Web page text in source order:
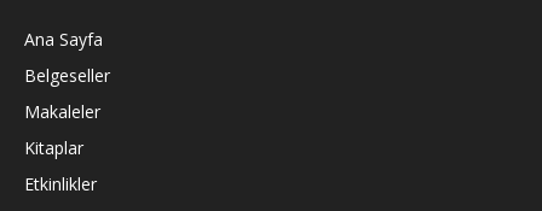
Ana Sayfa
Belgeseller
Makaleler
Kitaplar
Etkinlikler